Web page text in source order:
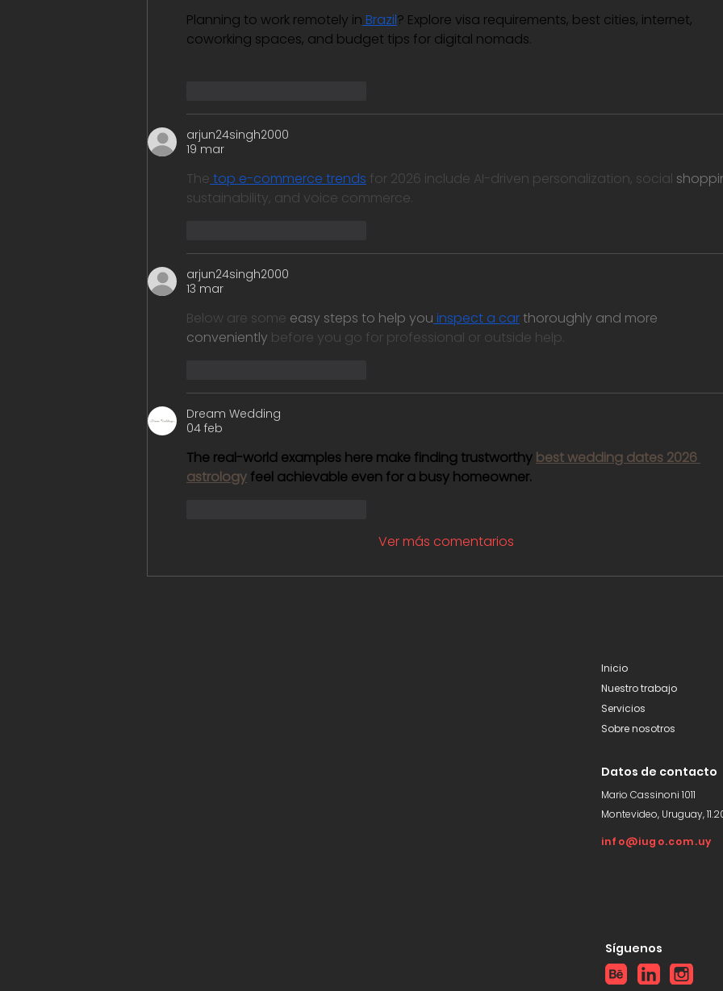
Planning to work remotely in Brazil? Explore visa requirements, best cities, internet,
coworking spaces, and budget tips for digital nomads.
arjun24singh2000
19 mar
The top e-commerce trends for 2026 include AI-driven personalization, social
sustainability, and voice commerce.
arjun24singh2000
13 mar
Below are some easy steps to help you inspect a car thoroughly and more
conveniently before you go for professional or outside help.
Dream Wedding
04 feb
The real-world examples here make finding trustworthy best wedding dates 2026
astrology feel achievable even for a busy homeowner.
Ver más comentarios
Inicio
Nuestro trabajo
Servicios
Sobre nosotros
Datos de contacto
Mario Cassinoni 1011
Montevideo, Uruguay,
info@iugo.com.uy
Síguenos